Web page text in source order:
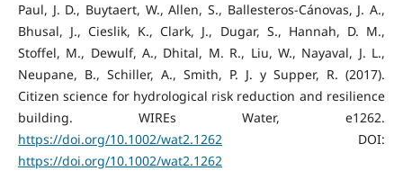
Paul, J. D., Buytaert, W., Allen, S., Ballesteros-Cánovas, J. A.,
Bhusal, J., Cieslik, K., Clark, J., Dugar, S., Hannah, D. M.,
Stoffel, M., Dewulf, A., Dhital, M. R., Liu, W., Nayaval, J. L.,
Neupane, B., Schiller, A., Smith, P. J. y Supper, R. (2017).
Citizen science for hydrological risk reduction and resilience
building. WIREs Water, e1262.
https://doi.org/10.1002/wat2.1262DOI:
https://doi.org/10.1002/wat2.1262